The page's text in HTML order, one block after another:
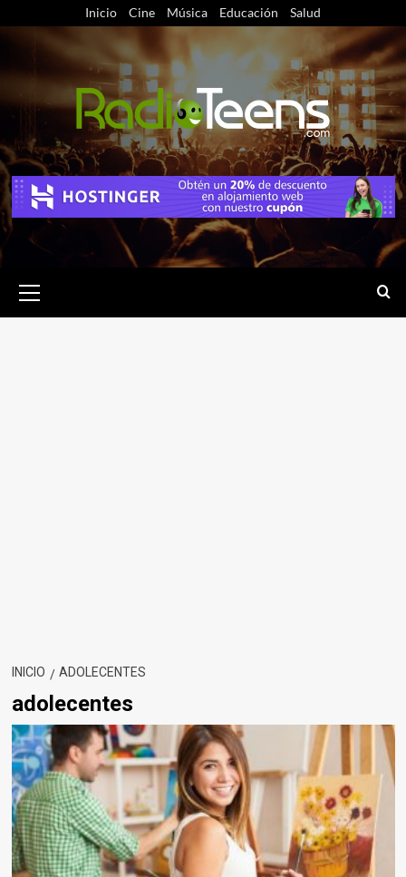
contenido
Inicio Cine Música Educación Salud
primario
INICIO ADOLECENTES
adolecentes